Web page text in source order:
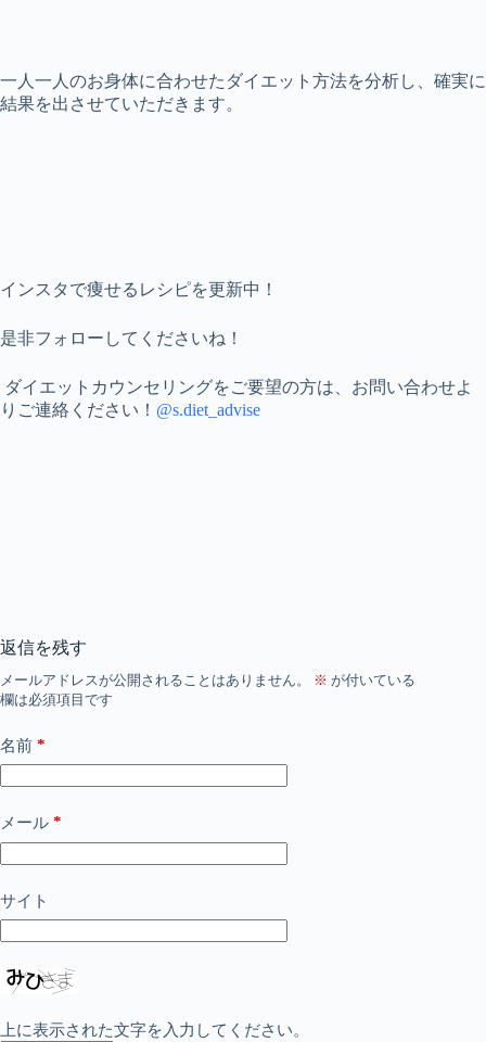
一人一人のお身体に合わせたダイエット方法を分析し、確実に
結果を出させていただきます。
インスタで痩せるレシピを更新中！
是非フォローしてくださいね！
ダイエットカウンセリングをご要望の方は、お問い合わせよ
りご連絡ください！ @s.diet_advise
返信を残す
メールアドレスが公開されることはありません。 ※ が付いている
欄は必須項目です
名前 *
メール *
サイト
上に表示された文字を入力してください。